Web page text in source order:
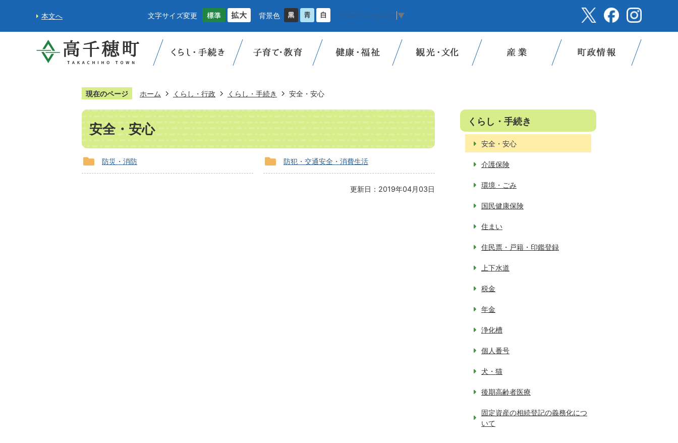
本文へ 文字サイズ変更 背景色 Select Language ▼
現在のページ ホーム くらし・行政 くらし・手続き 安全・安心
安全・安心
防災・消防 防犯・交通安全・消費生活
更新日：2019年04月03日
くらし・手続き
安全・安心
介護保険
環境・ごみ
国民健康保険
住まい
住民票・戸籍・印鑑登録
上下水道
税金
年金
浄化槽
個人番号
犬・猫
後期高齢者医療
固定資産の相続登記の義務化につ
いて